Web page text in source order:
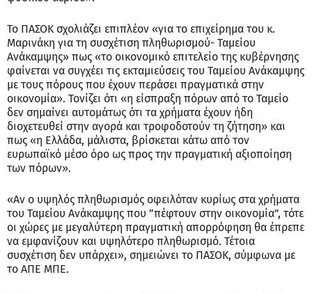
Το ΠΑΣΟΚ σχολιάζει επιπλέον «για το επιχείρημα του κ.
Μαρινάκη για τη συσχέτιση πληθωρισμού- Ταμείου
Ανάκαμψης» πως «το οικονομικό επιτελείο της κυβέρνησης
φαίνεται να συγχέει τις εκταμιεύσεις του Ταμείου Ανάκαμψης
με τους πόρους που έχουν περάσει πραγματικά στην
οικονομία». Τονίζει ότι «η είσπραξη πόρων από το Ταμείο
δεν σημαίνει αυτομάτως ότι τα χρήματα έχουν ήδη
διοχετευθεί στην αγορά και τροφοδοτούν τη ζήτηση» και
πως «η Ελλάδα, μάλιστα, βρίσκεται κάτω από τον
ευρωπαϊκό μέσο όρο ως προς την πραγματική αξιοποίηση
των πόρων».
«Αν ο υψηλός πληθωρισμός οφειλόταν κυρίως στα χρήματα
του Ταμείου Ανάκαμψης που ”πέφτουν στην οικονομία”, τότε
οι χώρες με μεγαλύτερη πραγματική απορρόφηση θα έπρεπε
να εμφανίζουν και υψηλότερο πληθωρισμό. Τέτοια
συσχέτιση δεν υπάρχει», σημειώνει το ΠΑΣΟΚ, σύμφωνα με
το ΑΠΕ ΜΠΕ.